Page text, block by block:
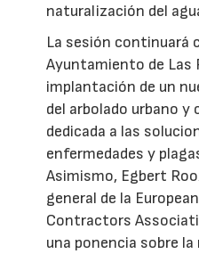
naturalización del
La sesión continuará
Ayuntamiento de Las
implantación de un
del arbolado urbano
dedicada a las
enfermedades y
Asimismo, Egbert
general de la
Contractors
una ponencia sobre